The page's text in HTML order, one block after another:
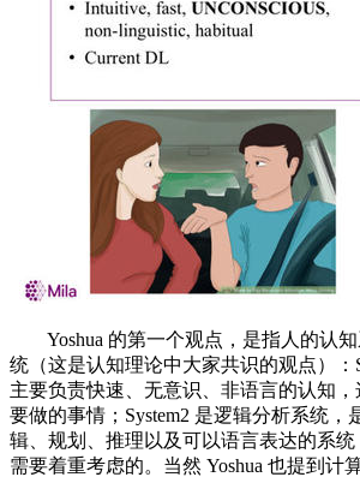
Yoshua 的第一个观点，是指人的认知
统（这是认知理论中大家共识的观点）：
主要负责快速、无意识、非语言的认知
要做的事情；System2 是逻辑分析系统，
辑、规划、推理以及可以语言表达的系
需要着重考虑的。当然 Yoshua 也提到计